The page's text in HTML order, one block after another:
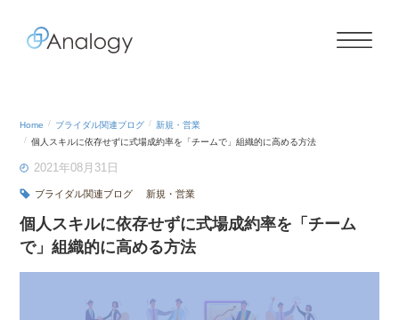
Home ブライダル関連ブログ
新規・営業
個人スキルに依存せずに式場成約率を「チームで」組織的に高める方法
2021年08月31日
ブライダル関連ブログ 新規・営業
個人スキルに依存せずに式場成約率を「チーム
で」組織的に高める方法